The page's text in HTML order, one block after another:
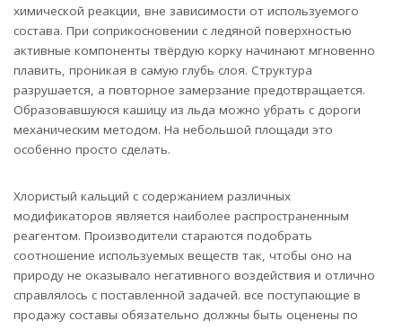
химической реакции, вне зависимости от используемого
состава. При соприкосновении с ледяной поверхностью
активные компоненты твёрдую корку начинают мгновенно
плавить, проникая в самую глубь слоя. Структура
разрушается, а повторное замерзание предотвращается.
Образовавшуюся кашицу из льда можно убрать с дороги
механическим методом. На небольшой площади это
особенно просто сделать.
Хлористый кальций с содержанием различных
модификаторов является наиболее распространенным
реагентом. Производители стараются подобрать
соотношение используемых веществ так, чтобы оно на
природу не оказывало негативного воздействия и отлично
справлялось с поставленной задачей. все поступающие в
продажу составы обязательно должны быть оценены по